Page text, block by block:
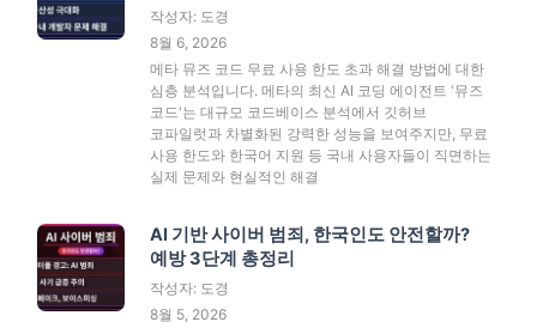
작성자: 도경
8월 6, 2026
메타 뮤즈 코드 무료 사용 한도 초과 해결 방법에 대한
심층 분석입니다. 메타의 최신 AI 코딩 에이전트 '뮤즈
코드'는 대규모 코드베이스 분석에서 깃허브
코파일럿과 차별화된 강력한 성능을 보여주지만, 무료
사용 한도와 한국어 지원 등 국내 사용자들이 직면하는
실제 문제와 현실적인 해결
AI 기반 사이버 범죄, 한국인도 안전할까?
예방 3단계 총정리
작성자: 도경
8월 5, 2026